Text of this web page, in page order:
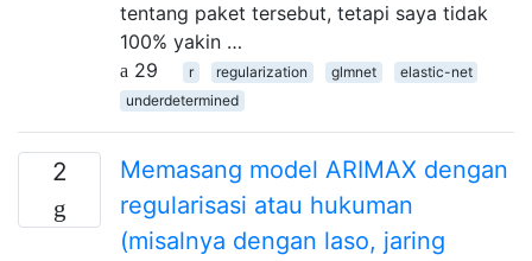
tentang paket tersebut, tetapi saya tidak
100% yakin …
29
r regularization glmnet
elastic-net
underdetermined
2
Memasang model ARIMAX dengan
regularisasi atau hukuman
(misalnya dengan laso, jaring